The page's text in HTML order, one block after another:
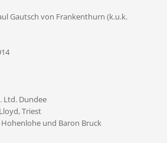
Gautsch von Frankenthurn (k.u.k.
Ltd. Dundee
Triest
Hohenlohe und Baron Bruck